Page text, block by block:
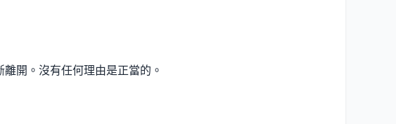
開。沒有任何理由是正當的。